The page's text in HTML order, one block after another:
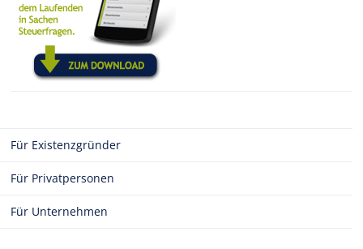
Für Existenzgründer
Für Privatpersonen
Für Unternehmen